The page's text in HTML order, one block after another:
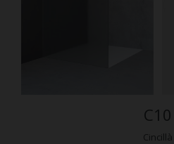
C10
Cincillà